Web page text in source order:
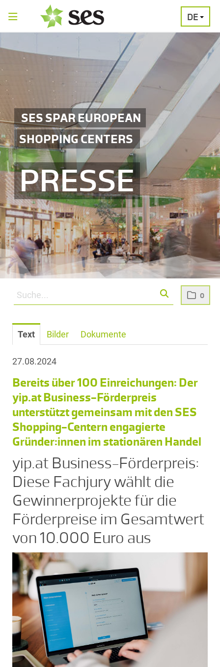
0
DE
SES SPAR EUROPEAN
SHOPPING CENTERS
PRESSE
PRESSEAUSSENDUNGEN
Text Bilder Dokumente
27.08.2024
Bereits über 100 Einreichungen: Der
yip.at Business-Förderpreis
unterstützt gemeinsam mit den SES
Shopping-Centern engagierte
Gründer:innen im stationären Handel
yip.at Business-Förderpreis:
Diese Fachjury wählt die
Gewinnerprojekte für die
Förderpreise im Gesamtwert
von 10.000 Euro aus